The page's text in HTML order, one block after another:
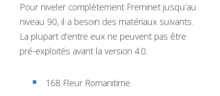
Pour niveler complètement Freminet jusqu’au
niveau 90, il a besoin des matériaux suivants.
La plupart d’entre eux ne peuvent pas être
pré-exploités avant la version 4.0.
168 Fleur Romanitime